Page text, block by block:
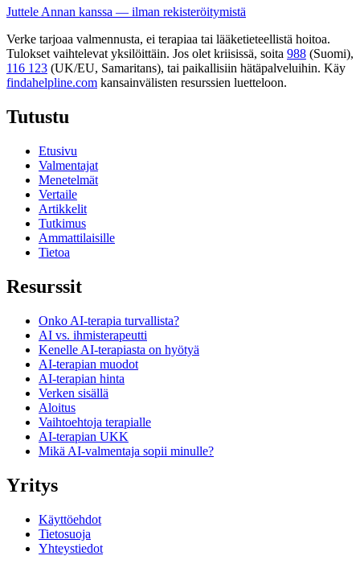
Juttele Annan kanssa — ilman rekisteröitymistä
Verke tarjoaa valmennusta, ei terapiaa tai lääketieteellistä hoitoa.
Tulokset vaihtelevat yksilöittäin. Jos olet kriisissä, soita 988 (Suomi),
116 123 (UK/EU, Samaritans), tai paikallisiin hätäpalveluihin. Käy
findahelpline.com kansainvälisten resurssien luetteloon.
Tutustu
Etusivu
Valmentajat
Menetelmät
Vertaile
Artikkelit
Tutkimus
Ammattilaisille
Tietoa
Resurssit
Onko AI-terapia turvallista?
AI vs. ihmisterapeutti
Kenelle AI-terapiasta on hyötyä
AI-terapian muodot
AI-terapian hinta
Verken sisällä
Aloitus
Vaihtoehtoja terapialle
AI-terapian UKK
Mikä AI-valmentaja sopii minulle?
Yritys
Käyttöehdot
Tietosuoja
Yhteystiedot